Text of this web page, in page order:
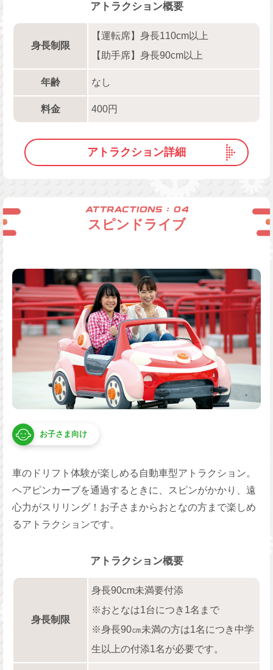
アトラクション概要
身長制限
【運転席】身長110cm以上
【助手席】身長90cm以上
年齢 なし
料金 400円
アトラクション詳細
スピンドライブ
お子さま向け
車のドリフト体験が楽しめる自動車型アトラクション。
ヘアピンカーブを通過するときに、スピンがかかり、遠
心力がスリリング！お子さまからおとなの方まで楽しめ
るアトラクションです。
アトラクション概要
身長制限
身長90cm未満要付添
※おとなは1台につき1名まで
※身長90㎝未満の方は1名につき中学
生以上の付添1名が必要です。